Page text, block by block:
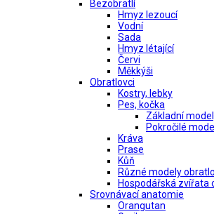
Bezobratlí
Hmyz lezoucí
Vodní
Sada
Hmyz létající
Červi
Měkkýši
Obratlovci
Kostry, lebky
Pes, kočka
Základní
Pokročilé
Kráva
Prase
Kůň
Různé modely
Hospodářská zvířata
Srovnávací anatomie
Orangutan